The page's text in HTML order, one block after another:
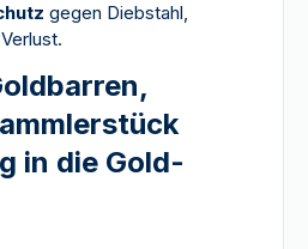
gegen Diebstahl,
in die Gold-